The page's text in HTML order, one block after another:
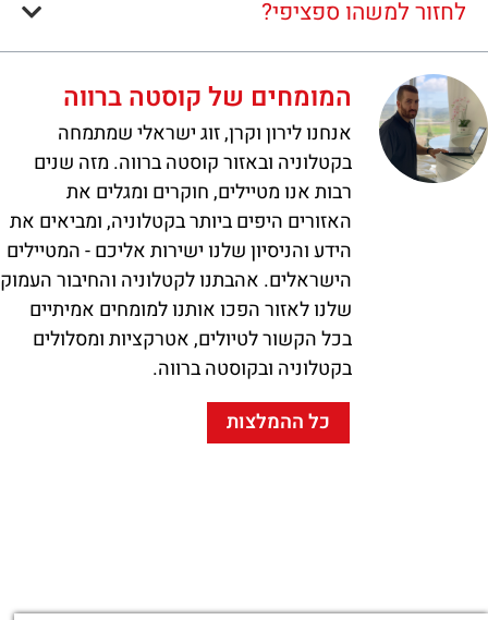
לחזור למשהו ספציפי?
המומחים של קוסטה ברווה
אנחנו לירון וקרן, זוג ישראלי שמתמחה
בקטלוניה ובאזור קוסטה ברווה. מזה שנים
רבות אנו מטיילים, חוקרים ומגלים את
האזורים היפים ביותר בקטלוניה, ומביאים את
הידע והניסיון שלנו ישירות אליכם - המטיילים
הישראלים. אהבתנו לקטלוניה והחיבור העמוק
שלנו לאזור הפכו אותנו למומחים אמיתיים
בכל הקשור לטיולים, אטרקציות ומסלולים
בקטלוניה ובקוסטה ברווה.
כל ההמלצות